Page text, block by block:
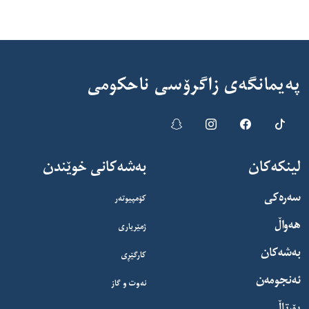
پەیمانگەی زاگرۆسی ناحکومی
لینکەکان
سەرەکی
هەواڵ
بەشەکان
ئەنجومەن
بەشەکانی خوێندن
کۆمپیوتەر
ژمێریاری
کارگێڕی
نەوت و گاز